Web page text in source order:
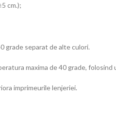
cm.);
grade separat de alte culori.
maxima de 40 grade,
imprimeurile lenjeriei.